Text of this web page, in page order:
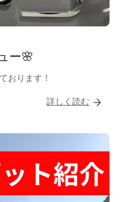
ー🌸
おります！
詳しく読む